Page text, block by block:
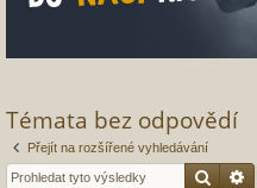
Témata bez odpovědí
Přejít na rozšířené vyhledávání
Hledat